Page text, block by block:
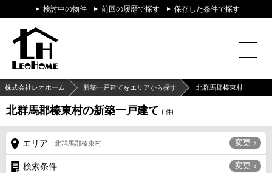
検討中の物件 前回の履歴で探す 保存した条件で探す
株式会社レオホーム 新築一戸建てをエリアから探す 北群馬郡榛東村
北群馬郡榛東村の新築一戸建て (1件)
エリア 北群馬郡榛東村 変更
検索条件 変更